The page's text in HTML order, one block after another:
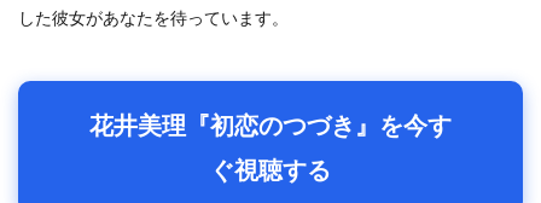
した彼女があなたを待っています。
花井美理『初恋のつづき』を今す
ぐ視聴する